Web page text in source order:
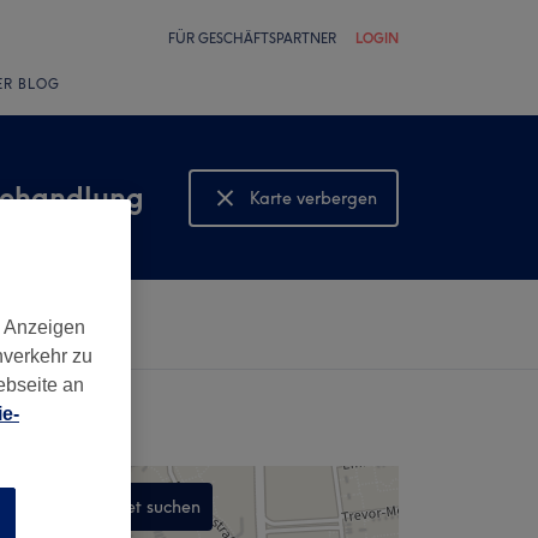
FÜR GESCHÄFTSPARTNER LOGIN
BLOG
Karte verbergen
Karte anzeigen
In diesem Gebiet suchen
zu
an